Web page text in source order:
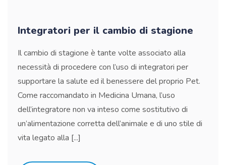
Integratori per il cambio di stagione
Il cambio di stagione è tante volte associato alla
necessità di procedere con l’uso di integratori per
supportare la salute ed il benessere del proprio Pet.
Come raccomandato in Medicina Umana, l’uso
dell’integratore non va inteso come sostitutivo di
un’alimentazione corretta dell’animale e di uno stile di
vita legato alla [...]